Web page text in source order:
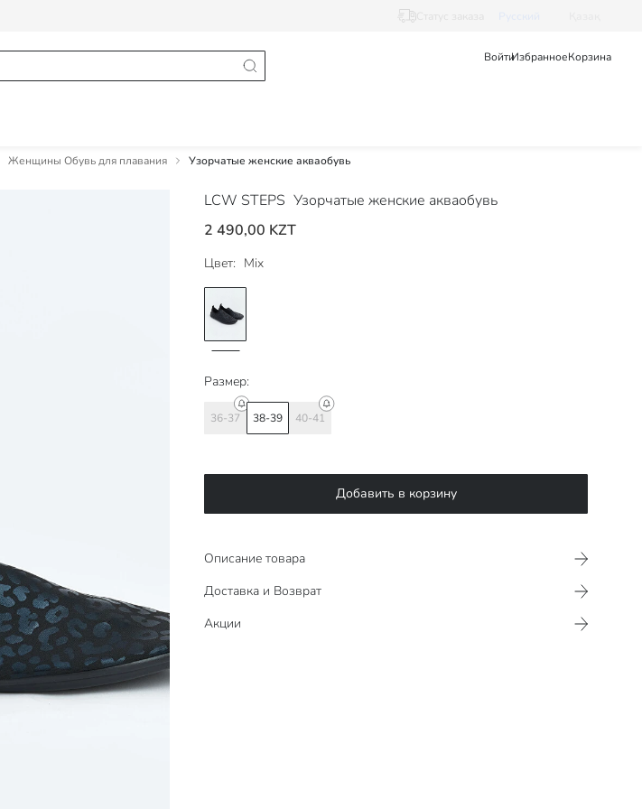
ВойтиИзбранноеКорзина
Женщины Обувь для плавания Узорчатые женские акваобувь
LCW STEPS Узорчатые женские акваобувь
2 490,00 KZT
Цвет: Mix
Размер:
36-37 38-39 40-41
Добавить в корзину
Описание товара
Доставка и Возврат
Акции